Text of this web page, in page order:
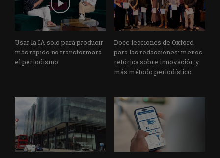
Usar la IA solo para producir
más rápido no transformará
el periodismo
Doce lecciones de Oxford
para las redacciones: menos
retórica sobre innovación y
más método periodístico